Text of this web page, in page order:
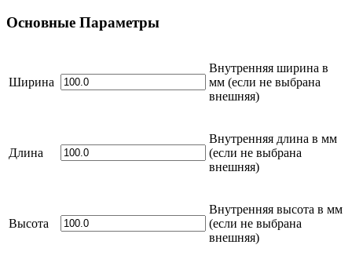
Основные Параметры
Ширина
Внутренняя ширина в
мм (если не выбрана
внешняя)
Длина
Внутренняя длина в мм
(если не выбрана
внешняя)
Высота
Внутренняя высота в мм
(если не выбрана
внешняя)